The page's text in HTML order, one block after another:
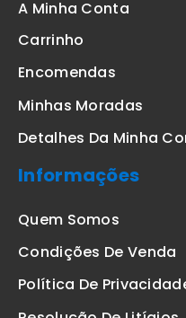
A Minha Conta
Carrinho
Encomendas
Minhas Moradas
Detalhes Da Minha
Informações
Quem Somos
Condições De Venda
Política De